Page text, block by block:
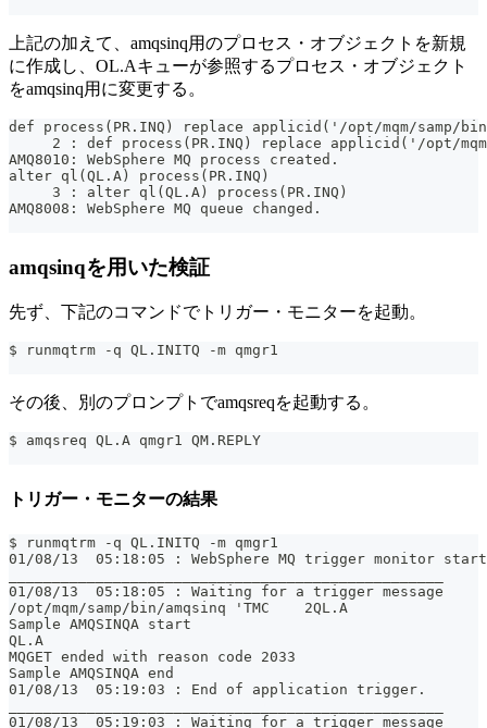
上記の加えて、amqsinq用のプロセス・オブジェクトを新規
に作成し、OL.Aキューが参照するプロセス・オブジェクト
をamqsinq用に変更する。
def process(PR.INQ) replace applicid('/opt/mqm/samp/
2 : def process(PR.INQ) replace applicid('/opt/
AMQ8010: WebSphere MQ process created.
alter ql(QL.A) process(PR.INQ)
     3 : alter ql(QL.A) process(PR.INQ)
AMQ8008: WebSphere MQ queue changed.
amqsinqを用いた検証
先ず、下記のコマンドでトリガー・モニターを起動。
$ runmqtrm -q QL.INITQ -m qmgr1
その後、別のプロンプトでamqsreqを起動する。
$ amqsreq QL.A qmgr1 QM.REPLY
トリガー・モニターの結果
$ runmqtrm -q QL.INITQ -m qmgr1
01/08/13  05:18:05 : WebSphere MQ trigger monitor
01/08/13  05:18:05 : Waiting for a trigger message
/opt/mqm/samp/bin/amqsinq 'TMC
Sample AMQSINQA start
QL.A
MQGET ended with reason code 2033
Sample AMQSINQA end
01/08/13  05:19:03 : End of application trigger.
01/08/13  05:19:03 : Waiting for a trigger message